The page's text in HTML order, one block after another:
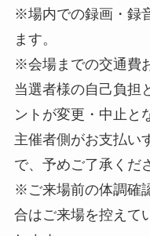
※場内での録画・録
ます。
※会場までの交通費
当選者様の自己負担
ントが変更・中止と
主催者側がお支払い
で、予めご了承くだ
※ご来場前の体調確
合はご来場を控えて